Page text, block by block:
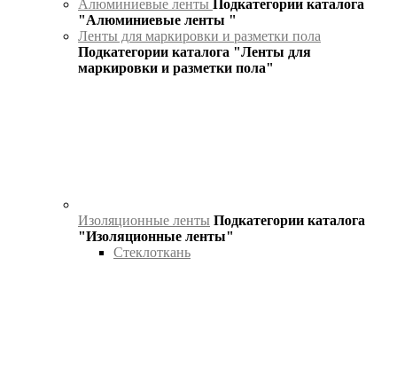
Алюминиевые ленты Подкатегории каталога
"Алюминиевые ленты "
Ленты для маркировки и разметки пола
Подкатегории каталога "Ленты для
маркировки и разметки пола"
Изоляционные ленты Подкатегории каталога
"Изоляционные ленты"
Стеклоткань